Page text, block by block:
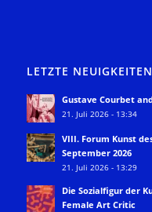
LETZTE NEUIGKEITEN
Gustave Courbet
21. Juli 2026 - 13:34
VIII. Forum Kunst
September 2026
21. Juli 2026 - 13:29
Die Sozialfigur der
Female Art Critic